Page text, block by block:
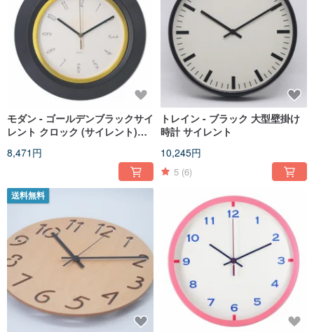
モダン - ゴールデンブラックサイ
レント クロック (サイレント)
8,471円
トレイン - ブラック 大型壁掛け
時計 サイレント
10,245円
5 (6)
送料無料